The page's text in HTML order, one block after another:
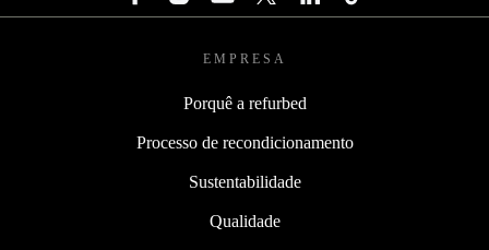
EMPRESA
Porquê a refurbed
Processo de recondicionamento
Sustentabilidade
Qualidade